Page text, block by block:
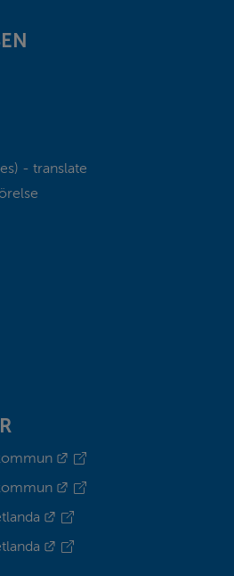
- translate
webbplats.
webbplats.
Länk till annan webbplats.
Länk till annan webbplats.
Länk till annan webbplats.
Länk till annan webbplats.